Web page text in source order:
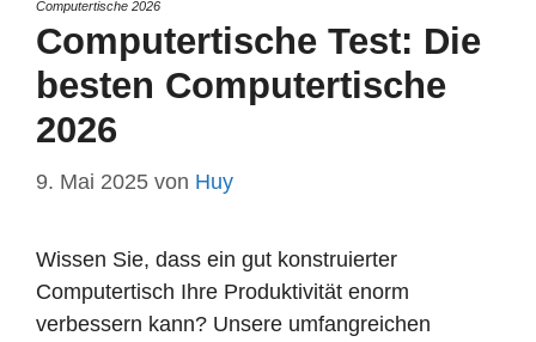
Computertische 2026
Computertische Test: Die
besten Computertische
2026
9. Mai 2025 von Huy
Wissen Sie, dass ein gut konstruierter
Computertisch Ihre Produktivität enorm
verbessern kann? Unsere umfangreichen